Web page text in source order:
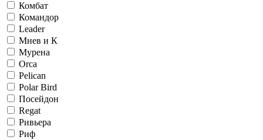
Комбат
Командор
Leader
Мнев и К
Мурена
Orca
Pelican
Polar Bird
Посейдон
Regat
Ривьера
Риф